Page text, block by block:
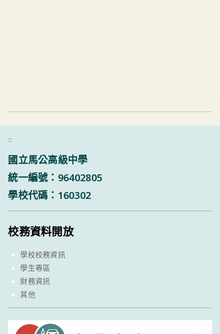
:::
國立馬公高級中學
統一編號：96402805
學校代碼：160302
校務資料開放
學校校務資訊
學生專區
財務資訊
其他